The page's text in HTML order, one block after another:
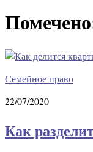
Семейное право
22/07/2020
Как